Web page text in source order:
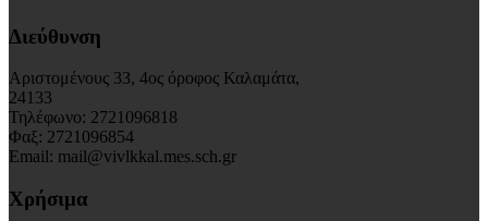
Διεύθυνση
Αριστομένους 33, 4ος όροφος Καλαμάτα,
24133
Τηλέφωνο: 2721096818
Φαξ: 2721096854
Email: mail@vivlkkal.mes.sch.gr
Χρήσιμα